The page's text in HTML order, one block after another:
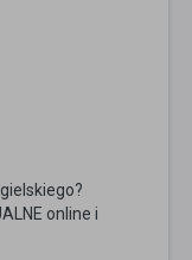
online i